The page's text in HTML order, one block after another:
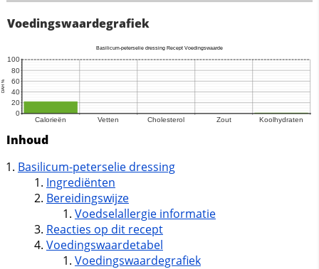
Voedingswaardegrafiek
Inhoud
Basilicum-peterselie dressing
Ingrediënten
Bereidingswijze
Voedselallergie informatie
Reacties op dit recept
Voedingswaardetabel
Voedingswaardegrafiek